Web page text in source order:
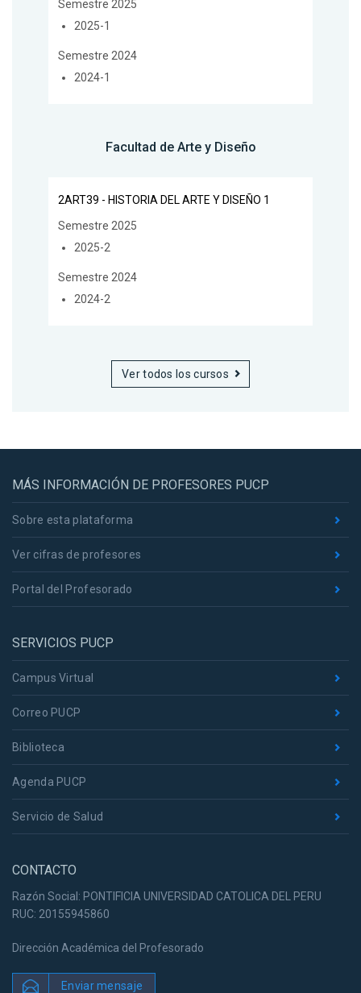
Semestre 2025
2025-1
Semestre 2024
2024-1
Facultad de Arte y Diseño
2ART39 - HISTORIA DEL ARTE Y DISEÑO 1
Semestre 2025
2025-2
Semestre 2024
2024-2
Ver todos los cursos
MÁS INFORMACIÓN DE PROFESORES PUCP
Sobre esta plataforma
Ver cifras de profesores
Portal del Profesorado
SERVICIOS PUCP
Campus Virtual
Correo PUCP
Biblioteca
Agenda PUCP
Servicio de Salud
CONTACTO
Razón Social: PONTIFICIA UNIVERSIDAD CATOLICA DEL PERU
RUC: 20155945860
Dirección Académica del Profesorado
Enviar mensaje